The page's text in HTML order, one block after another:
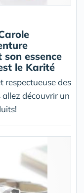
essence
le Karité
respectueuse des
découvrir un